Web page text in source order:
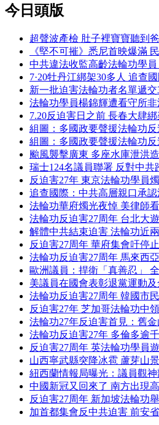
今日頭版
超聲波產檢 肚子裡寶寶聽到
《堅不可摧》悉尼首映爆滿
中共違法收監高齡法輪功學
7·20牡丹江綁架30多人 追查
新一批迫害法輪功者名單遞交
法輪功學員楊錦輝遭看守所
7.20反迫害日之前 長春大肆
組圖：多國政要聲援法輪功反
組圖：多國政要聲援法輪功反
颱風襲擊廣東 多座水庫泄洪
瑞士124名議員聯署 反對中共
反迫害27年 東京法輪功學員
追查國際：中共高層親口承
法輪功華府燭光夜悼 美律師
法輪功反迫害27周年 台北大
解體中共結束迫害 法輪功近
反迫害27周年 華府集會吁停
法輪功反迫害27周年 馬來西
歐洲議員：捍衛「真善忍」
美議員在國會表彰退黨運動
法輪功反迫害27周年 韓國市
反迫害27年 芝加哥法輪功中
法輪功27年反迫害首見：舊
法輪功反迫害27年 多倫多逾
反迫害27周年 英法輪功學員
山西寧武縣突降冰雹 蘆芽山
紐西蘭情報局曝光：議員觀
中國新冠又回來了 南方出現
反迫害27周年 新加坡法輪功
加首都集會反中共迫害 前安